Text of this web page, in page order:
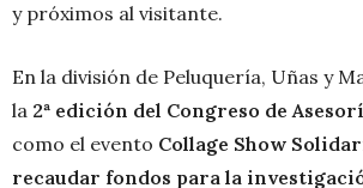
y próximos al visitante.
En la división de Peluquería, Uñas y
la 2ª edición del Congreso de
como el evento Collage Show
recaudar fondos para la